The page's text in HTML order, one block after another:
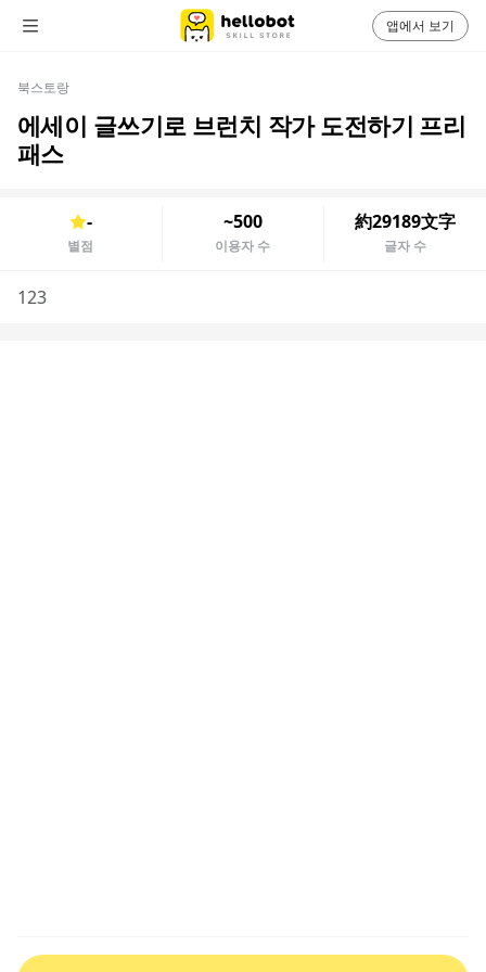
북스토랑
에세이 글쓰기로 브런치 작가 도전하기 프리
패스
-
별점
~500
이용자 수
約29189文字
글자 수
123
앱에서 보기